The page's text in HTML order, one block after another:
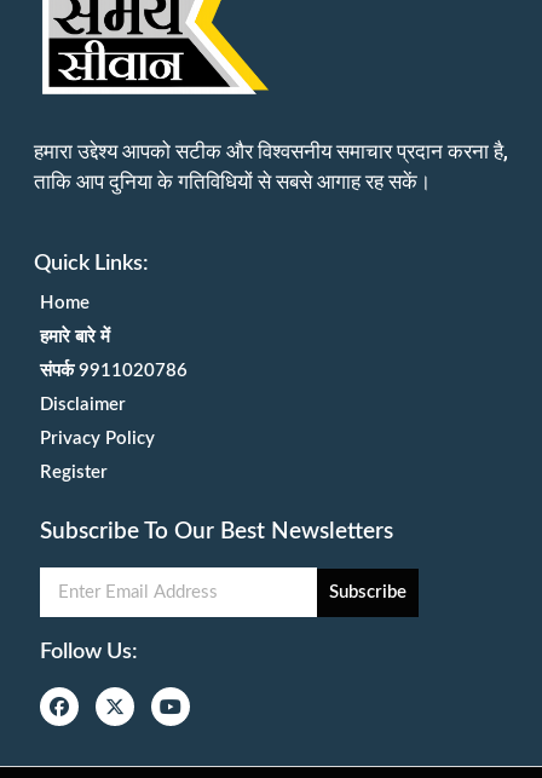
हमारा उद्देश्य आपको सटीक और विश्वसनीय समाचार प्रदान करना है,
ताकि आप दुनिया के गतिविधियों से सबसे आगाह रह सकें।
Quick Links:
Home
हमारे बारे में
संपर्क 9911020786
Disclaimer
Privacy Policy
Register
Subscribe To Our Best Newsletters
Subscribe
Follow Us: